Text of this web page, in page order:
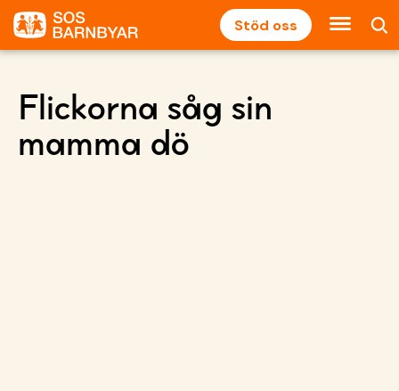
Stöd oss
Flickorna såg sin
mamma dö